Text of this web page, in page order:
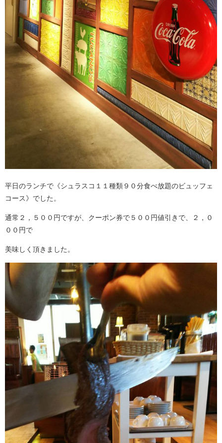
平日のランチで《シュラスコ１１種類９０分食べ放題のビュッフェ
コース》でした。
通常２，５００円ですが、クーポン券で５００円値引きで、２，０
００円で
美味しく頂きました。